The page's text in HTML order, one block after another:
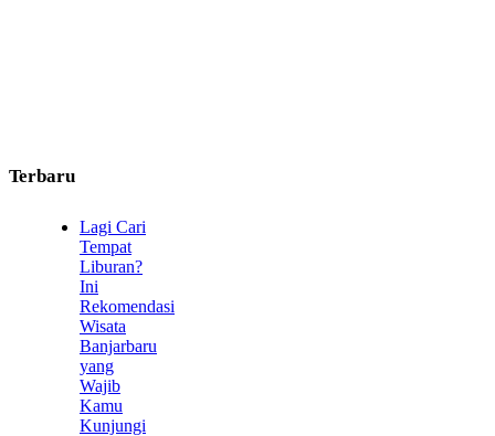
Terbaru
Lagi Cari
Tempat
Liburan?
Ini
Rekomendasi
Wisata
Banjarbaru
yang
Wajib
Kamu
Kunjungi